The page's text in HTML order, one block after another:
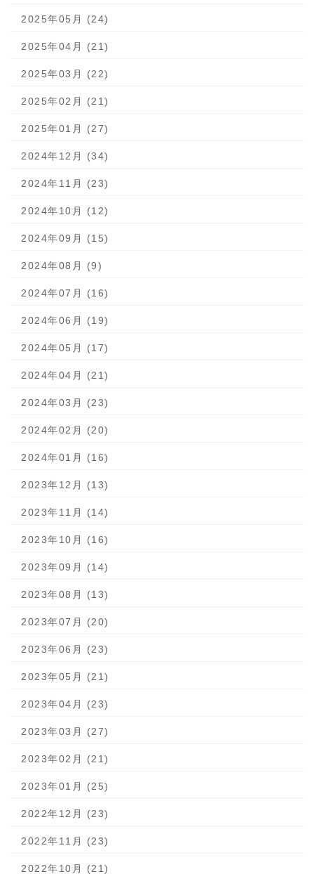
2025年05月 (24)
2025年04月 (21)
2025年03月 (22)
2025年02月 (21)
2025年01月 (27)
2024年12月 (34)
2024年11月 (23)
2024年10月 (12)
2024年09月 (15)
2024年08月 (9)
2024年07月 (16)
2024年06月 (19)
2024年05月 (17)
2024年04月 (21)
2024年03月 (23)
2024年02月 (20)
2024年01月 (16)
2023年12月 (13)
2023年11月 (14)
2023年10月 (16)
2023年09月 (14)
2023年08月 (13)
2023年07月 (20)
2023年06月 (23)
2023年05月 (21)
2023年04月 (23)
2023年03月 (27)
2023年02月 (21)
2023年01月 (25)
2022年12月 (23)
2022年11月 (23)
2022年10月 (21)